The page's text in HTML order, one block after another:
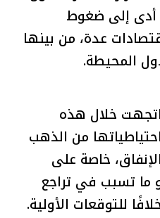
أدى إلى ضغوط
عدة، من بينها
المحيطة.
خلال هذه
من الذهب
خاصة على
ما تسبب في تراجع
للتوقعات الأولية.